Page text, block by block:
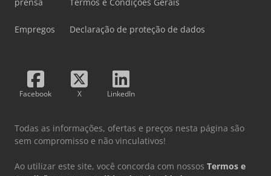
Empregos Declaração de proteção de dados
Facebook X LinkedIn
Todas as informações, ofertas e preços nesta página são
sem compromisso e não vinculativos!
Ao utilizar este site, você concorda com nossos Termos e